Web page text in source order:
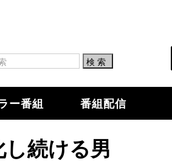
ー番組 番組配信
続ける男